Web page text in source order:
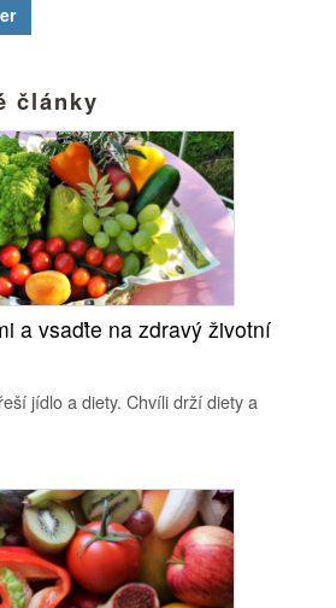
články
a vsaďte na zdravý životní
jídlo a diety. Chvíli drží diety a